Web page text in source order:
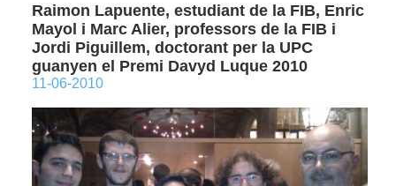
Raimon Lapuente, estudiant de la FIB, Enric
Mayol i Marc Alier, professors de la FIB i
Jordi Piguillem, doctorant per la UPC
guanyen el Premi Davyd Luque 2010
11-06-2010